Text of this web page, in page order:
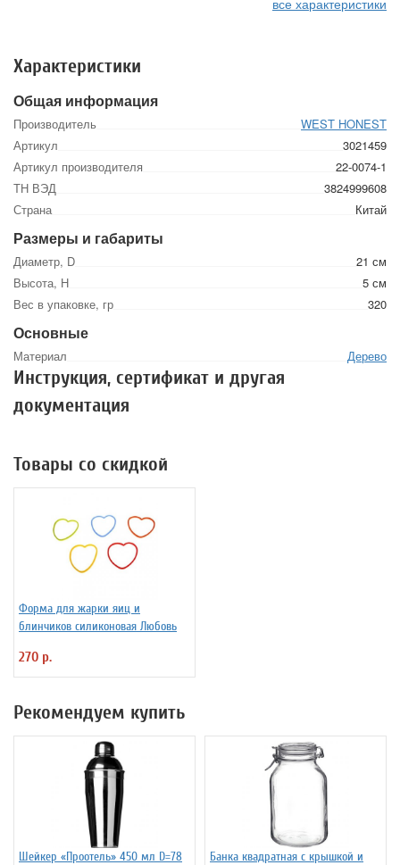
все характеристики
Характеристики
Общая информация
Производитель
WEST HONEST
Артикул
3021459
Артикул производителя
22-0074-1
ТН ВЭД
3824999608
Страна
Китай
Размеры и габариты
Диаметр, D
21 см
Высота, Н
5 см
Вес в упаковке, гр
320
Основные
Материал Дерево
Инструкция, сертификат и другая
документация
Товары со скидкой
Форма для жарки яиц и
блинчиков силиконовая Любовь
270 р.
Рекомендуем купить
Шейкер «Проотель» 450 мл D=78
Банка квадратная с крышкой и